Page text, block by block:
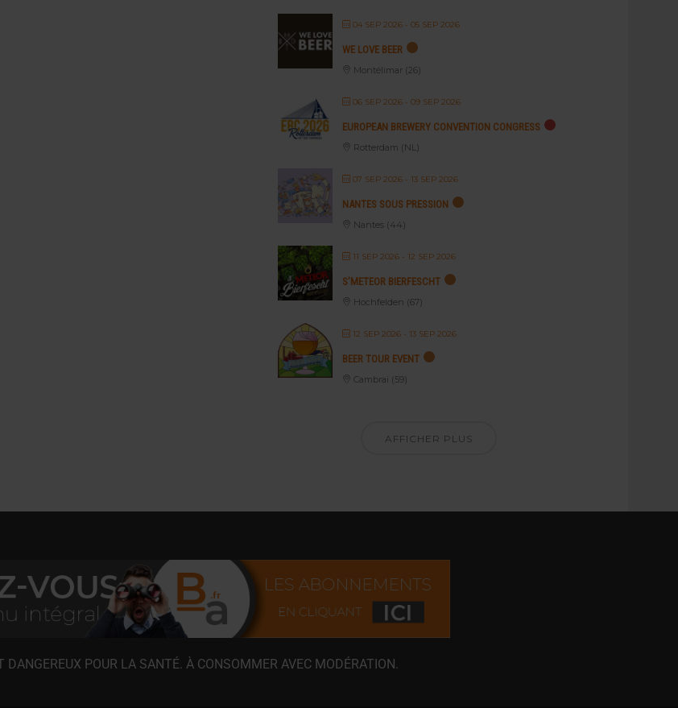
04 SEP 2026 - 05 SEP 2026
WE LOVE BEER
Montélimar (26)
06 SEP 2026 - 09 SEP 2026
EUROPEAN BREWERY CONVENTION CONGRESS
Rotterdam (NL)
07 SEP 2026 - 13 SEP 2026
NANTES SOUS PRESSION
Nantes (44)
11 SEP 2026 - 12 SEP 2026
S’METEOR BIERFESCHT
Hochfelden (67)
12 SEP 2026 - 13 SEP 2026
BEER TOUR EVENT
Cambrai (59)
AFFICHER PLUS
DANGEREUX POUR LA SANTÉ. À CONSOMMER AVEC MODÉRATION.